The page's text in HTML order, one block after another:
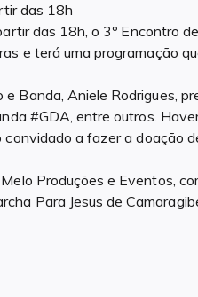
das 18h
das 18h, o 3º Encontro
e terá uma programação
Banda, Aniele Rodrigues,
#GDA, entre outros.
a fazer a doação
Produções e Eventos,
Para Jesus de